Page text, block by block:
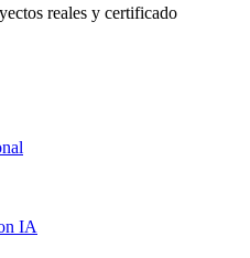
reales y certificado
IA